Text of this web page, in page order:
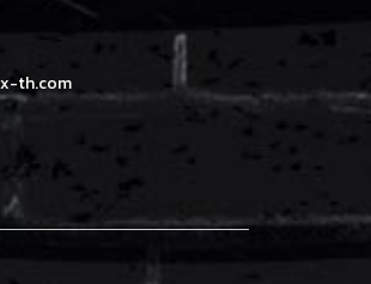
th.com